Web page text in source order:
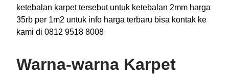
ketebalan karpet tersebut untuk ketebalan 2mm harga
35rb per 1m2 untuk info harga terbaru bisa kontak ke
kami di 0812 9518 8008
Warna-warna Karpet